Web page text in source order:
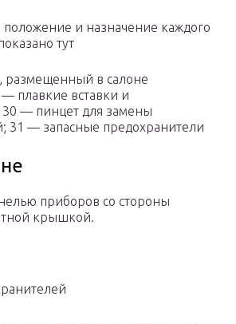
и назначение каждого
тут
в салоне
плавкие вставки и
30 — пинцет для замены
31 — запасные предохранители
приборов со стороны
крышкой.